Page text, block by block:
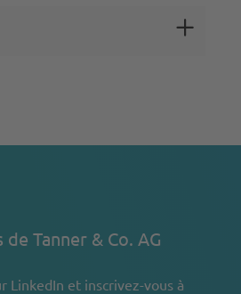
Tanner & Co. AG
LinkedIn et inscrivez-vous à